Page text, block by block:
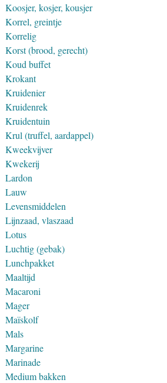
Koosjer, kosjer, kousjer
Korrel, greintje
Korrelig
Korst (brood, gerecht)
Koud buffet
Krokant
Kruidenier
Kruidenrek
Kruidentuin
Krul (truffel, aardappel)
Kweekvijver
Kwekerij
Lardon
Lauw
Levensmiddelen
Lijnzaad, vlaszaad
Lotus
Luchtig (gebak)
Lunchpakket
Maaltijd
Macaroni
Mager
Maïskolf
Mals
Margarine
Marinade
Medium bakken